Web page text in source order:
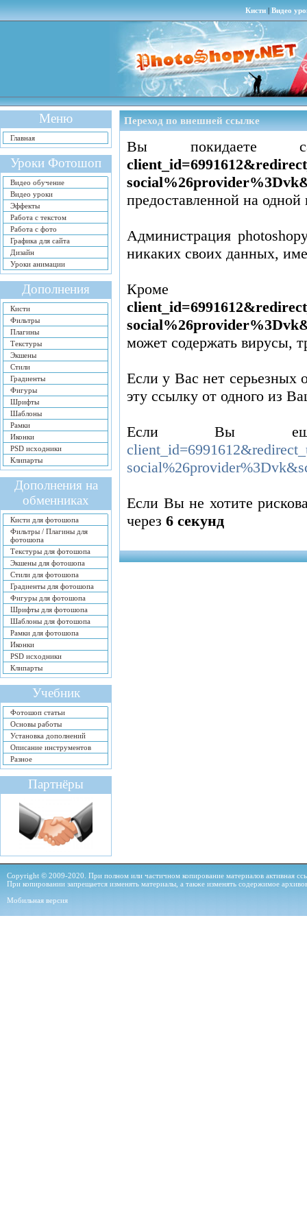
Кисти| Видео
Меню
Главная
Уроки Фотошоп
Видео обучение
Видео уроки
Эффекты
Работа с текстом
Работа с фото
Графика для сайта
Дизайн
Уроки анимации
Дополнения
Кисти
Фильтры
Плагины
Текстуры
Экшены
Стили
Градиенты
Фигуры
Шрифты
Шаблоны
Рамки
Иконки
PSD исходники
Клипарты
Дополнения на
обменниках
Кисти для фотошопа
Фильтры / Плагины для
фотошопа
Текстуры для фотошопа
Экшены для фотошопа
Стили для фотошопа
Градиенты для фотошопа
Фигуры для фотошопа
Шрифты для фотошопа
Шаблоны для фотошопа
Рамки для фотошопа
Иконки
PSD исходники
Клипарты
Учебник
Фотошоп статьи
Основы работы
Установка дополнений
Описание инструментов
Разное
Партнёры
Переход по внешней ссылке
Вы
предоставленной на
Администрация
никаких своих данных,
может содержать вирусы,
Если у Вас нет серьезных
эту ссылку от одного из
Если Вы
Если Вы не хотите
через5 секунд
Copyright © 2009-2020. При полном или частичном копирование материалов активная
При копировании запрещается изменять материалы, а также изменять содержимое
Мобильная версия